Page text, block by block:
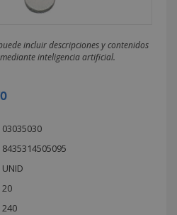
incluir descripciones y contenidos
inteligencia artificial.
03035030
8435314505095
UNID
20
240